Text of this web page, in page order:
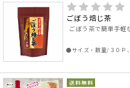
ごぼう焙じ茶
ごぼう茶で簡単手軽
●サイズ・数量/３０Ｐ